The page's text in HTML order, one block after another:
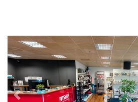
Previous